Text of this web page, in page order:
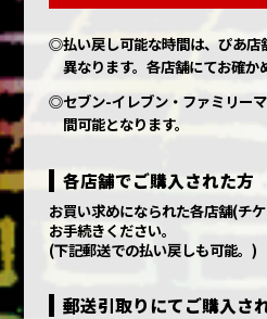
◎払い戻し可能な時間は、ぴあ店
異なります。各店舗にてお確か
◎セブン-イレブン・ファミリー
間可能となります。
各店舗でご購入された方
お買い求めになられた各店舗(チ
お手続きください。
(下記郵送での払い戻しも可能。)
郵送引取りにてご購入さ